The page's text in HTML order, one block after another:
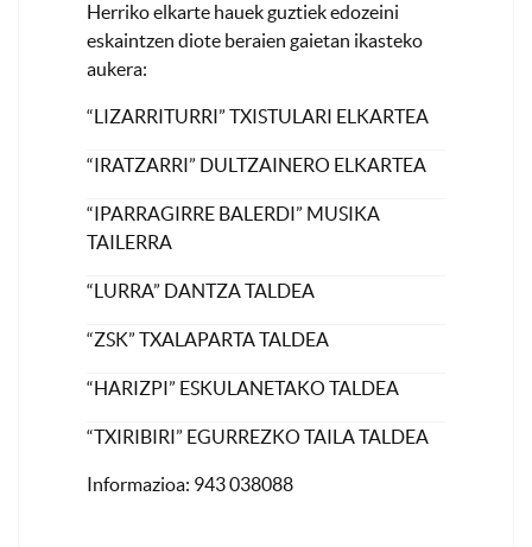
Herriko elkarte hauek guztiek edozeini
eskaintzen diote beraien gaietan ikasteko
aukera:
“LIZARRITURRI” TXISTULARI ELKARTEA
“IRATZARRI” DULTZAINERO ELKARTEA
“IPARRAGIRRE BALERDI” MUSIKA
TAILERRA
“LURRA” DANTZA TALDEA
“ZSK” TXALAPARTA TALDEA
“HARIZPI” ESKULANETAKO TALDEA
“TXIRIBIRI” EGURREZKO TAILA TALDEA
Informazioa: 943 038088